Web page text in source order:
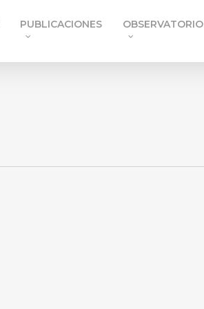
PUBLICACIONES OBSERVATORIO